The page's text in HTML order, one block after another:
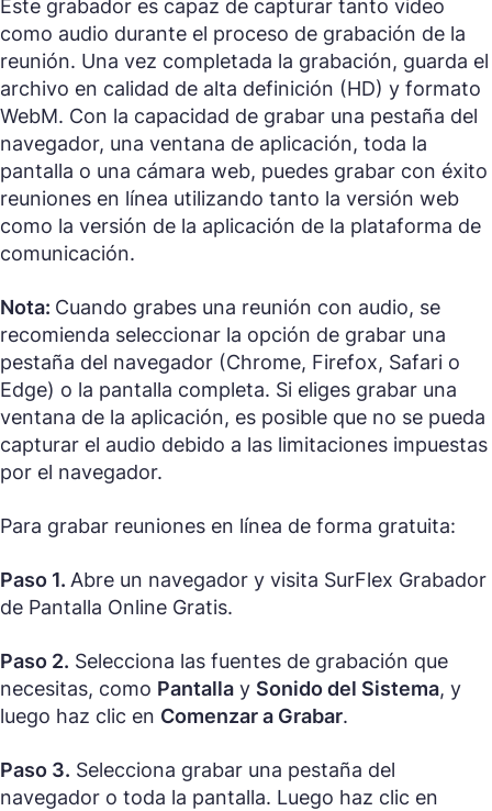
Este grabador es capaz de capturar tanto video
como audio durante el proceso de grabación de la
reunión. Una vez completada la grabación, guarda el
archivo en calidad de alta definición (HD) y formato
WebM. Con la capacidad de grabar una pestaña del
navegador, una ventana de aplicación, toda la
pantalla o una cámara web, puedes grabar con éxito
reuniones en línea utilizando tanto la versión web
como la versión de la aplicación de la plataforma de
comunicación.
Nota: Cuando grabes una reunión con audio, se
recomienda seleccionar la opción de grabar una
pestaña del navegador (Chrome, Firefox, Safari o
Edge) o la pantalla completa. Si eliges grabar una
ventana de la aplicación, es posible que no se pueda
capturar el audio debido a las limitaciones impuestas
por el navegador.
Para grabar reuniones en línea de forma gratuita:
Paso 1. Abre un navegador y visita SurFlex Grabador
de Pantalla Online Gratis.
Paso 2. Selecciona las fuentes de grabación que
necesitas, como Pantalla y Sonido del Sistema, y
luego haz clic en Comenzar a Grabar.
Paso 3. Selecciona grabar una pestaña del
navegador o toda la pantalla. Luego haz clic en